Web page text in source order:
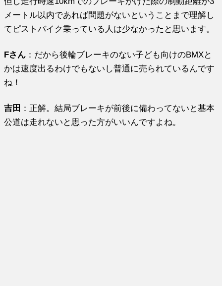
メートル以内であれば問題がないということまで理解し
てピストバイク乗っている人は少なかったと思います。
Fさん ：だから後輪ブレーキのない子ども向けのBMXと
かは速度出るわけでもないし普通に売られているんです
ね！
吉田 ：正解。結局ブレーキが前後に備わってないと基本
公道は走れないと思った方がいいんですよね。